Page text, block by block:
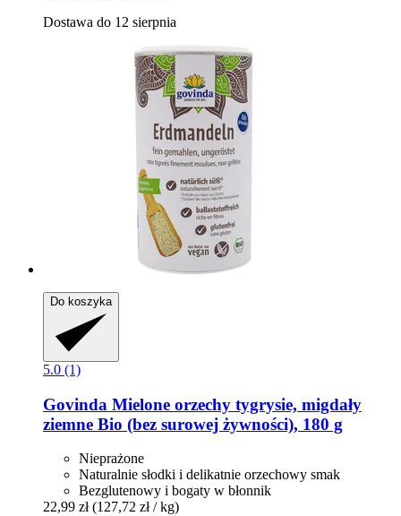
Dostawa do 12 sierpnia
Do koszyka
5.0 (1)
Govinda Mielone orzechy tygrysie, migdały
ziemne Bio (bez surowej żywności), 180 g
Nieprażone
Naturalnie słodki i delikatnie orzechowy smak
Bezglutenowy i bogaty w błonnik
22,99 zł (127,72 zł / kg)